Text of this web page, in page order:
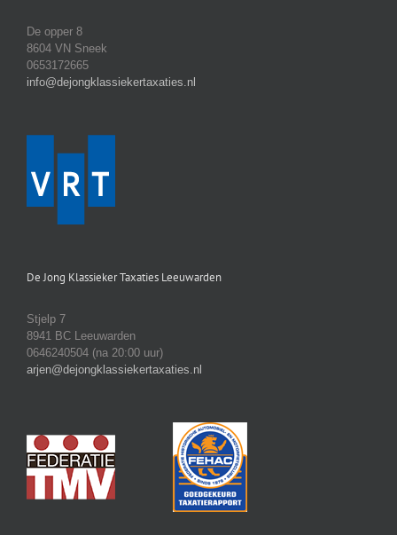
De opper 8
8604 VN Sneek
0653172665
info@dejongklassiekertaxaties.nl
De Jong Klassieker Taxaties Leeuwarden
Stjelp 7
8941 BC Leeuwarden
0646240504 (na 20:00 uur)
arjen@dejongklassiekertaxaties.nl